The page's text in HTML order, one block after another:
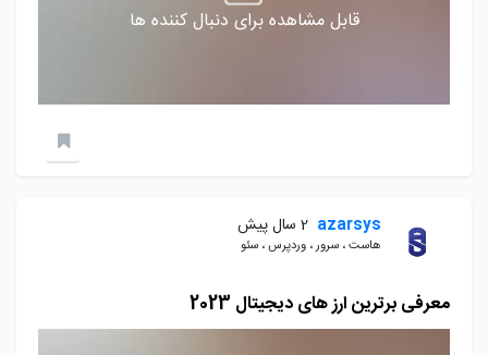
قابل مشاهده برای دنبال کننده ها
azarsys 2 سال پیش
هاست ، سرور ، وردپرس ، سئو
معرفی برترین ارز های دیجیتال 2023